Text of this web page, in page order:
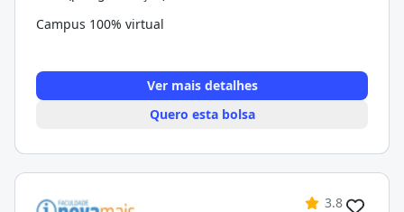
Campus 100% virtual
Ver mais detalhes
Quero esta bolsa
3.8